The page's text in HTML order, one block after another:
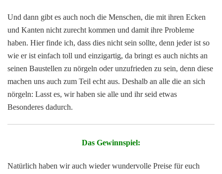
Und dann gibt es auch noch die Menschen, die mit ihren Ecken
und Kanten nicht zurecht kommen und damit ihre Probleme
haben. Hier finde ich, dass dies nicht sein sollte, denn jeder ist so
wie er ist einfach toll und einzigartig, da bringt es auch nichts an
seinen Baustellen zu nörgeln oder unzufrieden zu sein, denn diese
machen uns auch zum Teil echt aus. Deshalb an alle die an sich
nörgeln: Lasst es, wir haben sie alle und ihr seid etwas
Besonderes dadurch.
Das Gewinnspiel:
Natürlich haben wir auch wieder wundervolle Preise für euch